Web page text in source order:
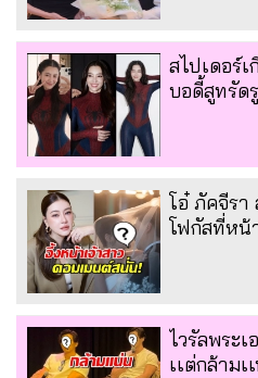
สไปเดอร์เ
บอดี้สูทรัด
โอ๋ ภัคจีรา
โฟกัสที่หน้
ไวรัลพระเ
เเต่กล้ามเ